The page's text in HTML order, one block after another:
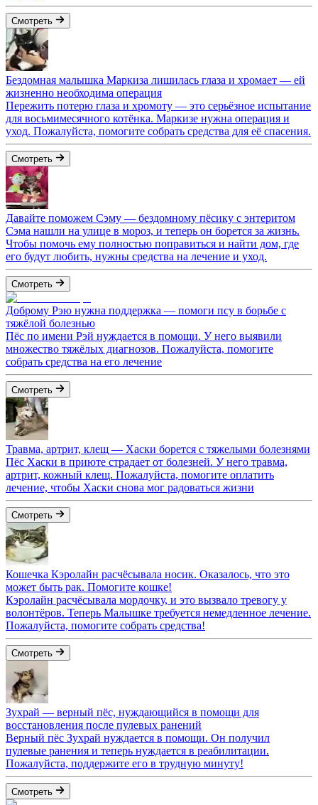
Смотреть
Бездомная малышка Маркиза лишилась глаза и хромает — ей
жизненно необходима операция
Пережить потерю глаза и хромоту — это серьёзное испытание
для восьмимесячного котёнка. Маркизе нужна операция и
уход. Пожалуйста, помогите собрать средства для её спасения.
Смотреть
Давайте поможем Сэму — бездомному пёсику с энтеритом
Сэма нашли на улице в мороз, и теперь он борется за жизнь.
Чтобы помочь ему полностью поправиться и найти дом, где
его будут любить, нужны средства на лечение и уход.
Смотреть
Доброму Рэю нужна поддержка — помоги псу в борьбе с
тяжёлой болезнью
Пёс по имени Рэй нуждается в помощи. У него выявили
множество тяжёлых диагнозов. Пожалуйста, помогите
собрать средства на его лечение
Смотреть
Травма, артрит, клещ — Хаски борется с тяжелыми болезнями
Пёс Хаски в приюте страдает от болезней. У него травма,
артрит, кожный клещ. Пожалуйста, помогите оплатить
лечение, чтобы Хаски снова мог радоваться жизни
Смотреть
Кошечка Кэролайн расчёсывала носик. Оказалось, что это
может быть рак. Помогите кошке!
Кэролайн расчёсывала мордочку, и это вызвало тревогу у
волонтёров. Теперь Малышке требуется немедленное лечение.
Пожалуйста, помогите собрать средства!
Смотреть
Зухрай — верный пёс, нуждающийся в помощи для
восстановления после пулевых ранений
Верный пёс Зухрай нуждается в помощи. Он получил
пулевые ранения и теперь нуждается в реабилитации.
Пожалуйста, поддержите его в трудную минуту!
Смотреть